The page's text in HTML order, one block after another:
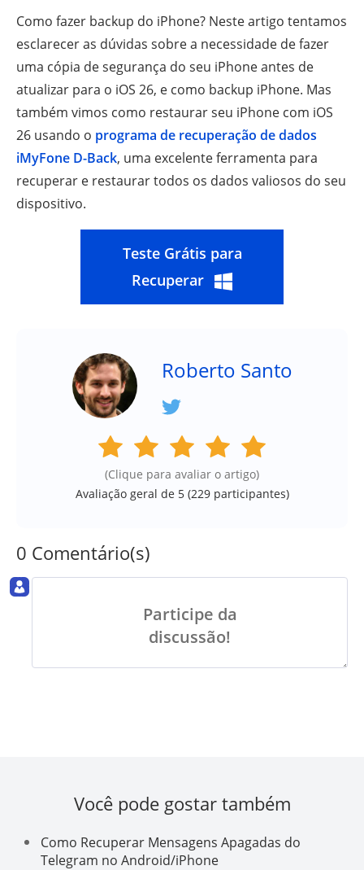
Como fazer backup do iPhone? Neste artigo tentamos
esclarecer as dúvidas sobre a necessidade de fazer
uma cópia de segurança do seu iPhone antes de
atualizar para o iOS 26, e como backup iPhone. Mas
também vimos como restaurar seu iPhone com iOS
26 usando o programa de recuperação de dados
iMyFone D-Back, uma excelente ferramenta para
recuperar e restaurar todos os dados valiosos do seu
dispositivo.
Teste Grátis para
Recuperar
Roberto Santo
(Clique para avaliar o artigo)
Avaliação geral de 5 (229participantes)
0 Comentário(s)
Participe da
discussão!
Você pode gostar também
Como Recuperar Mensagens Apagadas do
Telegram no Android/iPhone